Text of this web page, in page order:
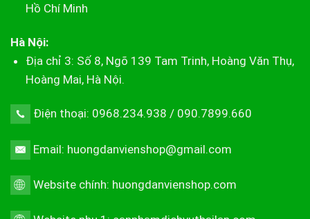
Hồ Chí Minh
Hà Nội:
Địa chỉ 3: Số 8, Ngõ 139 Tam Trinh, Hoàng Văn Thụ,
Hoàng Mai, Hà Nội.
Điện thoại: 0968.234.938 / 090.7899.660
Email: huongdanvienshop@gmail.com
Website chính: huongdanvienshop.com